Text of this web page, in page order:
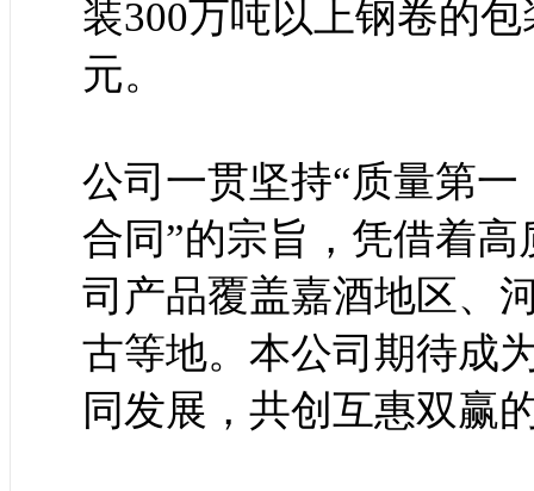
装300万吨以上钢卷的
元。
公司一贯坚持“质量第
合同”的宗旨，凭借着
司产品覆盖嘉酒地区、
古等地。本公司期待成
同发展，共创互惠双赢